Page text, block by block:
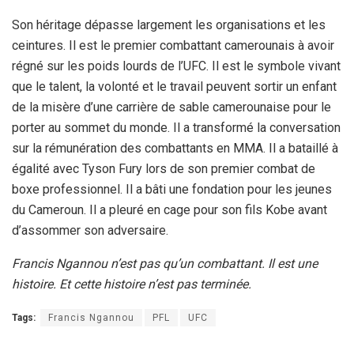
Son héritage dépasse largement les organisations et les
ceintures. Il est le premier combattant camerounais à avoir
régné sur les poids lourds de l’UFC. Il est le symbole vivant
que le talent, la volonté et le travail peuvent sortir un enfant
de la misère d’une carrière de sable camerounaise pour le
porter au sommet du monde. Il a transformé la conversation
sur la rémunération des combattants en MMA. Il a bataillé à
égalité avec Tyson Fury lors de son premier combat de
boxe professionnel. Il a bâti une fondation pour les jeunes
du Cameroun. Il a pleuré en cage pour son fils Kobe avant
d’assommer son adversaire.
Francis Ngannou n’est pas qu’un combattant. Il est une
histoire. Et cette histoire n’est pas terminée.
Tags: Francis Ngannou PFL UFC